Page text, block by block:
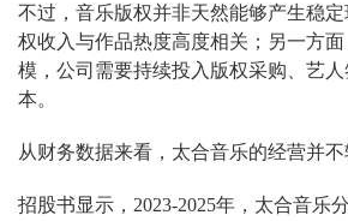
不过，音乐版权并非天然能够产生稳
权收入与作品热度高度相关；另一方
模，公司需要持续投入版权采购、艺
本。
从财务数据来看，太合音乐的经营并不
招股书显示，2023-2025年，太合音乐